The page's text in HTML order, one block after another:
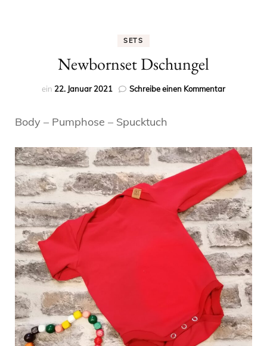
SETS
Newbornset Dschungel
ein 22. Januar 2021 Schreibe einen Kommentarzu
Body – Pumphose – Spucktuch